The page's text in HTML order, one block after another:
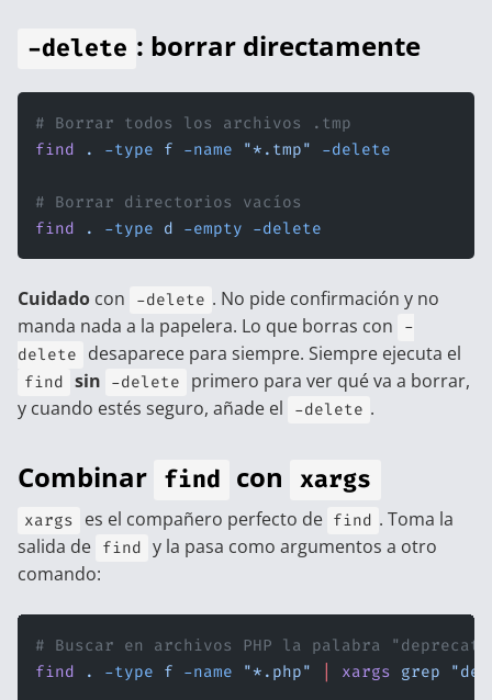
-delete : borrar directamente
# Borrar todos los archivos .tmp
find . -type f -name "*.tmp" -delete
# Borrar directorios vacíos
find . -type d -empty -delete
Cuidado con -delete . No pide confirmación y no
manda nada a la papelera. Lo que borras con
-
delete
desaparece para siempre. Siempre ejecuta el
find sin -delete
primero para ver qué va a borrar,
y cuando estés seguro, añade el
-delete .
Combinar find con xargs
xargs es el compañero perfecto de find . Toma la
salida de find y la pasa como argumentos a otro
comando:
# Buscar en archivos PHP la palabra
find . -type f -name "*.php" xargs grep